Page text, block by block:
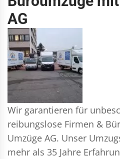
AG
Wir garantieren für
reibungslose Firmen &
Umzüge AG. Unser
mehr als 35 Jahre